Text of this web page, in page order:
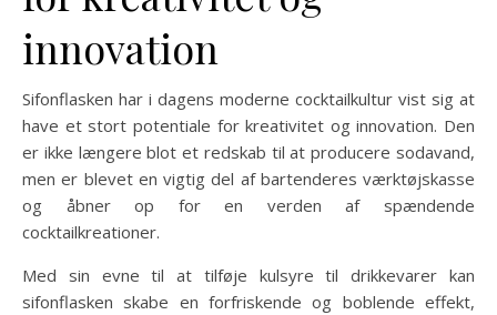
innovation
Sifonflasken har i dagens moderne cocktailkultur vist sig at
have et stort potentiale for kreativitet og innovation. Den
er ikke længere blot et redskab til at producere sodavand,
men er blevet en vigtig del af bartenderes værktøjskasse
og åbner op for en verden af spændende
cocktailkreationer.
Med sin evne til at tilføje kulsyre til drikkevarer kan
sifonflasken skabe en forfriskende og boblende effekt,